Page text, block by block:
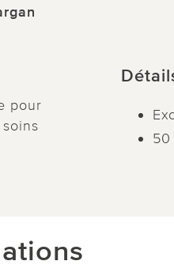
pour
50